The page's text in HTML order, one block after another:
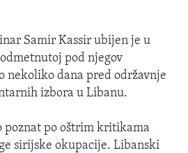
DRŽAVE
Samir Kassir ubijen je u
pod njegov
nekoliko dana pred održavnje
izbora u Libanu.
poznat po oštrim kritikama
sirijske okupacije. Libanski